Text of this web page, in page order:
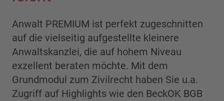
Anwalt PREMIUM ist perfekt zugeschnitten
auf die vielseitig aufgestellte kleinere
Anwaltskanzlei, die auf hohem Niveau
exzellent beraten möchte. Mit dem
Grundmodul zum Zivilrecht haben Sie u.a.
Zugriff auf Highlights wie den BeckOK BGB